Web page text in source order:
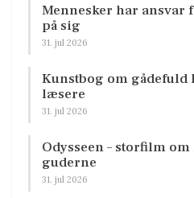
Mennesker har ansvar
på sig
31. jul 2026
Kunstbog om
læsere
31. jul 2026
Odysseen – storfilm
guderne
31. jul 2026